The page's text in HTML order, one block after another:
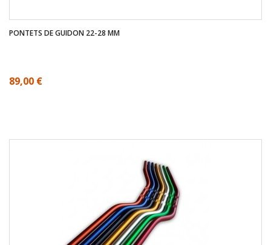
PONTETS DE GUIDON 22-28 MM
89,00 €